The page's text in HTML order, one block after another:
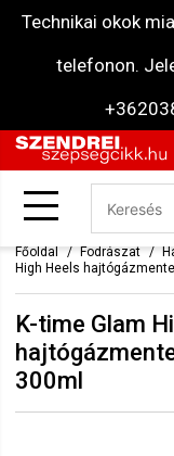
Technikai okok
telefonon.
Főoldal Fodrászat
High Heels
K-time Glam
300ml